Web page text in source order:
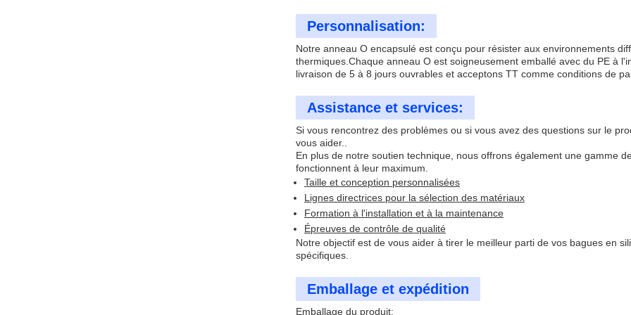
Personnalisation:
Notre anneau O encapsulé est conçu pour résister aux environnements
thermiques.Chaque anneau O est soigneusement emballé avec du PE à
livraison de 5 à 8 jours ouvrables et acceptons TT comme conditions de
Assistance et services:
Si vous rencontrez des problèmes ou si vous avez des questions sur le
vous aider..
En plus de notre soutien technique, nous offrons également une gamme
fonctionnent à leur maximum.
Taille et conception personnalisées
Lignes directrices pour la sélection des matériaux
Formation à l'installation et à la maintenance
Épreuves de contrôle de qualité
Notre objectif est de vous aider à tirer le meilleur parti de vos bagues en
spécifiques.
Emballage et expédition
Emballage du produit: